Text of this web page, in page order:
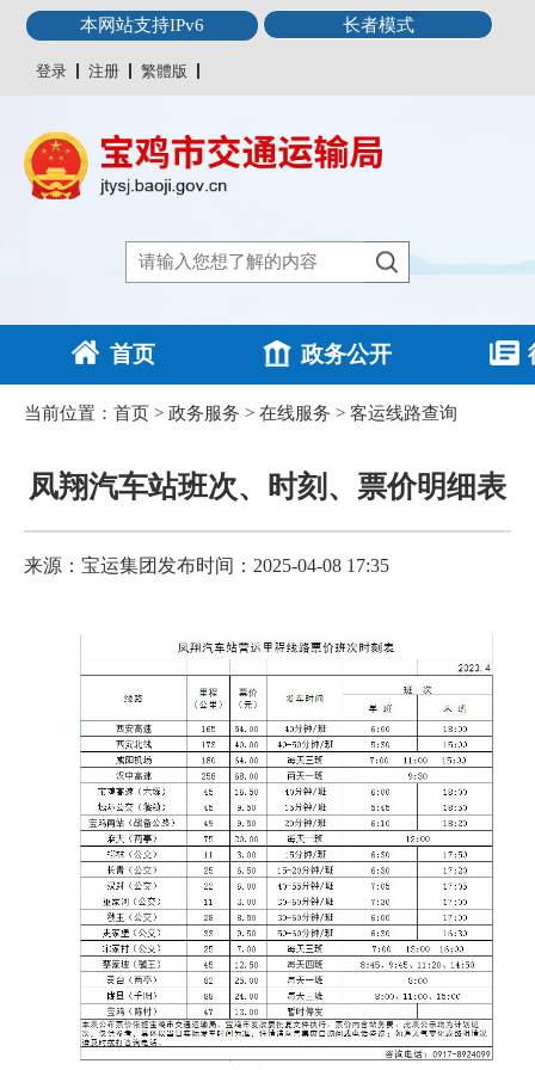
本网站支持IPv6 长者模式
登录 注册 繁體版
首页 政务公开
当前位置： 首页 > 政务服务 > 在线服务 > 客运线路查询
凤翔汽车站班次、时刻、票价明细表
来源：宝运集团 发布时间：2025-04-08 17:35